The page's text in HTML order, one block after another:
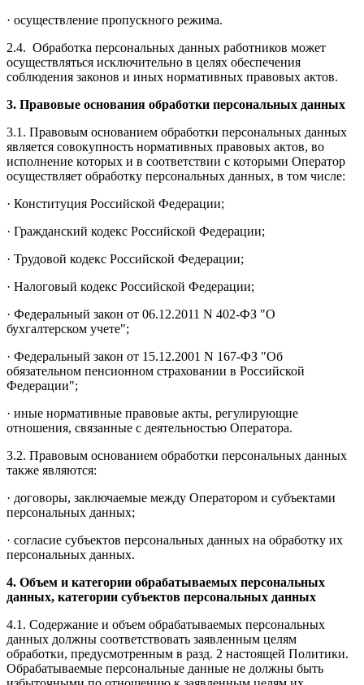
· осуществление пропускного режима.
2.4. Обработка персональных данных работников может
осуществляться исключительно в целях обеспечения
соблюдения законов и иных нормативных правовых актов.
3. Правовые основания обработки персональных данных
3.1. Правовым основанием обработки персональных данных
является совокупность нормативных правовых актов, во
исполнение которых и в соответствии с которыми Оператор
осуществляет обработку персональных данных, в том числе:
· Конституция Российской Федерации;
· Гражданский кодекс Российской Федерации;
· Трудовой кодекс Российской Федерации;
· Налоговый кодекс Российской Федерации;
· Федеральный закон от 06.12.2011 N 402-ФЗ "О
бухгалтерском учете";
· Федеральный закон от 15.12.2001 N 167-ФЗ "Об
обязательном пенсионном страховании в Российской
Федерации";
· иные нормативные правовые акты, регулирующие
отношения, связанные с деятельностью Оператора.
3.2. Правовым основанием обработки персональных данных
также являются:
· договоры, заключаемые между Оператором и субъектами
персональных данных;
· согласие субъектов персональных данных на обработку их
персональных данных.
4. Объем и категории обрабатываемых персональных
данных, категории субъектов персональных данных
4.1. Содержание и объем обрабатываемых персональных
данных должны соответствовать заявленным целям
обработки, предусмотренным в разд. 2 настоящей Политики.
Обрабатываемые персональные данные не должны быть